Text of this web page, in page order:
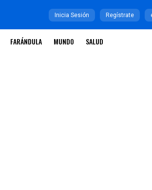
Inicia Sesión Regístrate
FARÁNDULA MUNDO SALUD